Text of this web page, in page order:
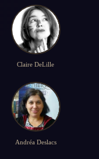
Claire DeLille
Andréa Deslacs